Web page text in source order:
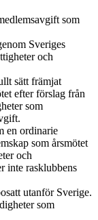
som
Sveriges
och
sätt främjat
efter förslag från
som
en ordinarie
som årsmötet
och
inte rasklubbens
utanför Sverige.
som